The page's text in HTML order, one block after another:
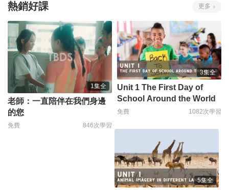
熱銷好課 更多
1集全
老師：一直陪伴在我們身邊
的您
免費 846次學習
3集全
Unit 1 The First Day of
School Around the World
免費 1082次學習
5集全